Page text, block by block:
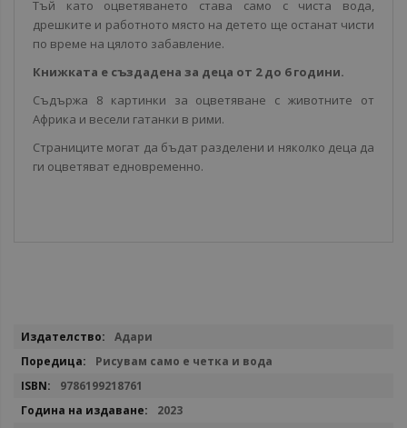
Тъй като оцветяването става само с чиста вода,
дрешките и работното място на детето ще останат чисти
по време на цялото забавление.
Книжката е създадена за деца от 2 до 6 години.
Съдържа 8 картинки за оцветяване с животните от
Африка и весели гатанки в рими.
Страниците могат да бъдат разделени и няколко деца да
ги оцветяват едновременно.
Повече
Адари
Рисувам само е четка и вода
9786199218761
2023